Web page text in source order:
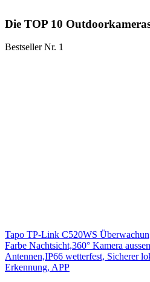
Die TOP 10
Bestseller Nr. 1
Tapo TP-Link C520WS
Farbe Nachtsicht,360° Kamera
Antennen,IP66 wetterfest, Sicherer
Erkennung, APP